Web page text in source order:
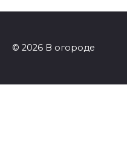
© 2026 В огороде